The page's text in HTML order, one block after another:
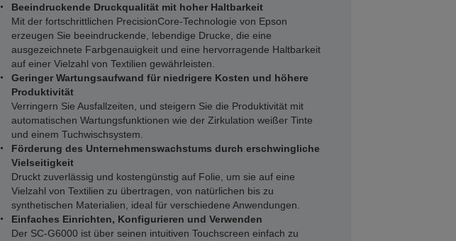
Beeindruckende Druckqualität mit hoher Haltbarkeit
Mit der fortschrittlichen PrecisionCore-Technologie von Epson
erzeugen Sie beeindruckende, lebendige Drucke, die eine
ausgezeichnete Farbgenauigkeit und eine hervorragende Haltbarkeit
auf einer Vielzahl von Textilien gewährleisten.
Geringer Wartungsaufwand für niedrigere Kosten und höhere
Produktivität
Verringern Sie Ausfallzeiten, und steigern Sie die Produktivität mit
automatischen Wartungsfunktionen wie der Zirkulation weißer Tinte
und einem Tuchwischsystem.
Förderung des Unternehmenswachstums durch erschwingliche
Vielseitigkeit
Druckt zuverlässig und kostengünstig auf Folie, um sie auf eine
Vielzahl von Textilien zu übertragen, von natürlichen bis zu
synthetischen Materialien, ideal für verschiedene Anwendungen.
Einfaches Einrichten, Konfigurieren und Verwenden
Der SC-G6000 ist über seinen intuitiven Touchscreen einfach zu